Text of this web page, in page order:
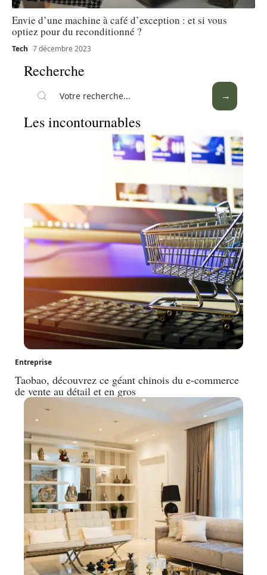
Envie d’une machine à café d’exception : et si vous
optiez pour du reconditionné ?
Tech 7 décembre 2023
Recherche
Les incontournables
Entreprise
Taobao, découvrez ce géant chinois du e-commerce
de vente au détail et en gros